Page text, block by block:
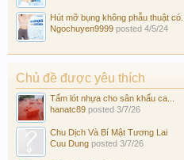
Hút mỡ bụng không phẫu thuật có...
Ngochuyen9999 posted 4/5/24
Chủ đề được yêu thích
Tấm lót nhựa cho sân khấu ca...
hanatc89 posted 3/7/26
Chu Dịch Và Bí Mật Tương Lai
Cuu Dung posted 3/7/26